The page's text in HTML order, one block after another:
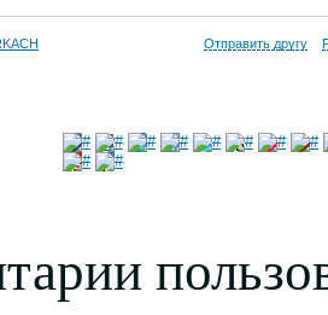
Отправить другу